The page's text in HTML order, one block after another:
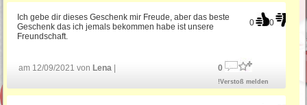
0 0
Ich gebe dir dieses Geschenk mir Freude, aber das beste
Geschenk das ich jemals bekommen habe ist unsere
Freundschaft.
am 12/09/2021 von Lena 0
!Verstoß melden